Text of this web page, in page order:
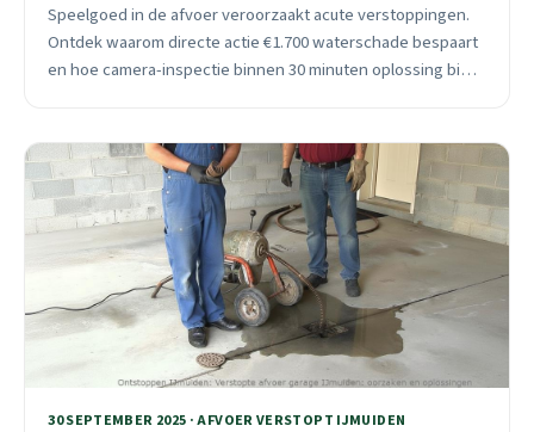
Speelgoed in de afvoer veroorzaakt acute verstoppingen.
Ontdek waarom directe actie €1.700 waterschade bespaart
en hoe camera-inspectie binnen 30 minuten oplossing biedt
30 SEPTEMBER 2025 · AFVOER VERSTOPT IJMUIDEN